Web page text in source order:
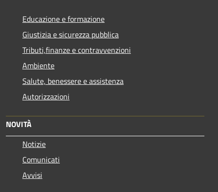
Educazione e formazione
Giustizia e sicurezza pubblica
Tributi,finanze e contravvenzioni
Ambiente
Salute, benessere e assistenza
Autorizzazioni
NOVITÀ
Notizie
Comunicati
Avvisi